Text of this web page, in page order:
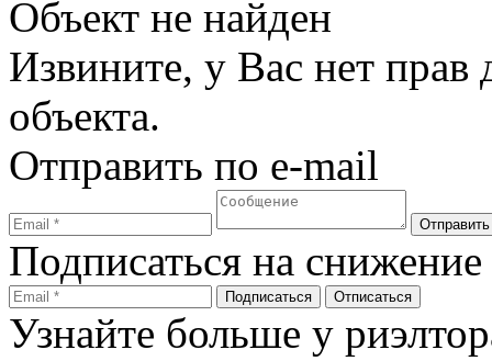
Объект не найден
Извините, у Вас нет прав
объекта.
Отправить по e-mail
Подписаться на
Узнайте больше у